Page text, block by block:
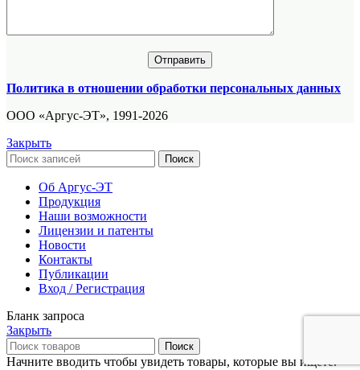
Политика в отношении обработки персональных данных
ООО «Аргус-ЭТ», 1991-2026
Закрыть
Поиск
Об Аргус-ЭТ
Продукция
Наши возможности
Лицензии и патенты
Новости
Контакты
Публикации
Вход / Регистрация
Бланк запроса
Закрыть
Поиск
Начните вводить чтобы увидеть товары, которые вы ищете.